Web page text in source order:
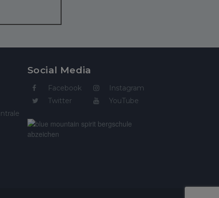
Social Media
Facebook
Twitter
Instagram
YouTube